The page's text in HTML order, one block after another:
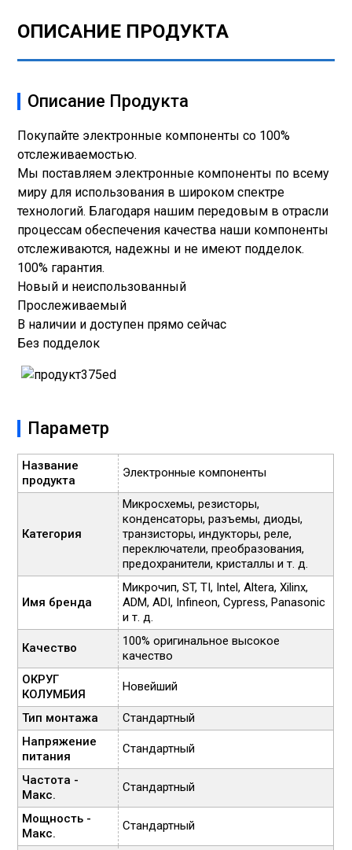
ОПИСАНИЕ ПРОДУКТА
Описание Продукта
Покупайте электронные компоненты со 100%
отслеживаемостью.
Мы поставляем электронные компоненты по всему
миру для использования в широком спектре
технологий. Благодаря нашим передовым в отрасли
процессам обеспечения качества наши компоненты
отслеживаются, надежны и не имеют подделок.
100% гарантия.
Новый и неиспользованный
Прослеживаемый
В наличии и доступен прямо сейчас
Без подделок
Параметр
Название
продукта
Электронные компоненты
Категория
Микросхемы, резисторы,
конденсаторы, разъемы, диоды,
транзисторы, индукторы, реле,
переключатели, преобразования,
предохранители, кристаллы и т. д.
Имя бренда
Микрочип, ST, TI, Intel, Altera, Xilinx,
ADM, ADI, Infineon, Cypress, Panasonic
и т. д.
Качество
100% оригинальное высокое
качество
ОКРУГ
КОЛУМБИЯ
Новейший
Тип монтажа
Стандартный
Напряжение
питания
Стандартный
Частота -
Макс.
Стандартный
Мощность -
Макс.
Стандартный